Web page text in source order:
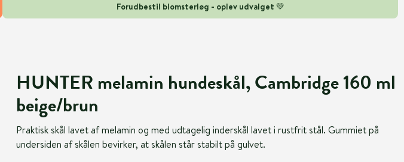
Forudbestil blomsterløg - oplev udvalget 💚
HUNTER melamin hundeskål, Cambridge 160 ml
beige/brun
Praktisk skål lavet af melamin og med udtagelig inderskål lavet i rustfrit stål. Gummiet på
undersiden af skålen bevirker, at skålen står stabilt på gulvet.